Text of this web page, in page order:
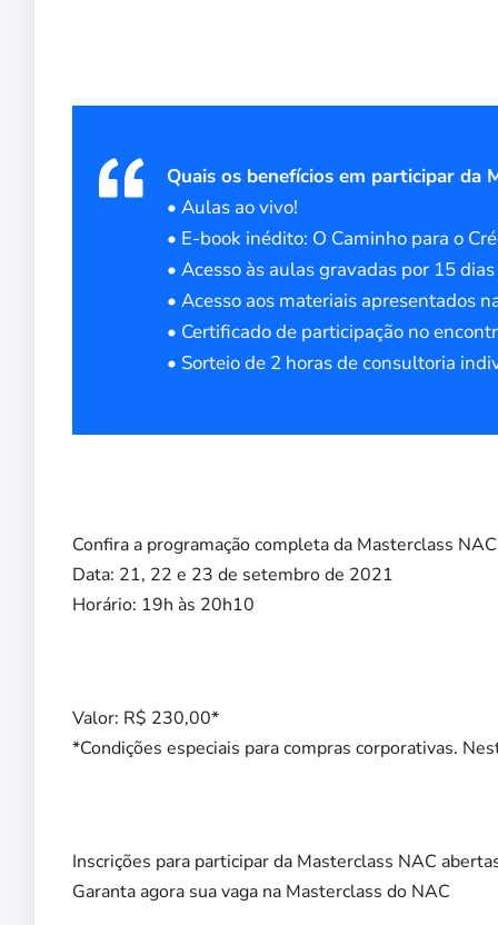
Quais os benefícios em participar da
• Aulas ao vivo!
• E-book inédito: O Caminho para o
• Acesso às aulas gravadas por 15
• Acesso aos materiais apresentados
• Certificado de participação no
• Sorteio de 2 horas de consultoria
Confira a programação completa da Masterclass NAC
Data: 21, 22 e 23 de setembro de 2021
Horário: 19h às 20h10
Valor: R$ 230,00*
*Condições especiais para compras corporativas.
Inscrições para participar da Masterclass NAC
Garanta agora sua vaga na Masterclass do NAC